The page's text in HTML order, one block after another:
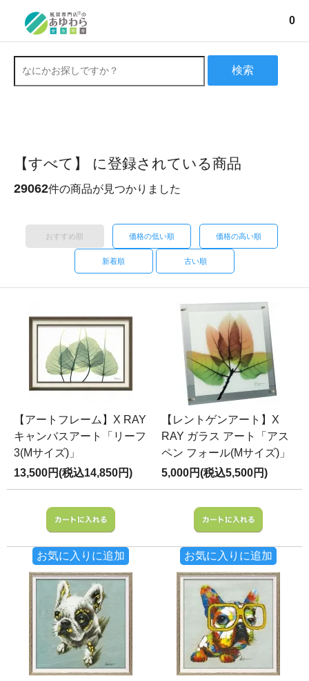
0
検索
【すべて】 に登録されている商品
29062件の商品が見つかりました
おすすめ順 価格の低い順 価格の高い順
新着順 古い順
【アートフレーム】X RAY
キャンバスアート「リーフ
3(Mサイズ)」
13,500円(税込14,850円)
お気に入りに追加
【レントゲンアート】X
RAY ガラス アート「アス
ペン フォール(Mサイズ)」
5,000円(税込5,500円)
お気に入りに追加